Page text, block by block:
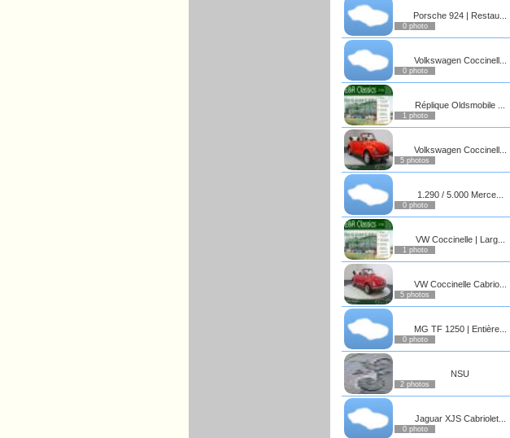
Porsche 924 | Restau...
0 photo
Volkswagen Coccinell...
0 photo
Réplique Oldsmobile ...
1 photo
Volkswagen Coccinell...
5 photos
1.290 / 5.000 Merce...
0 photo
VW Coccinelle | Larg...
1 photo
VW Coccinelle Cabrio...
5 photos
MG TF 1250 | Entière...
0 photo
NSU
2 photos
Jaguar XJS Cabriolet...
0 photo